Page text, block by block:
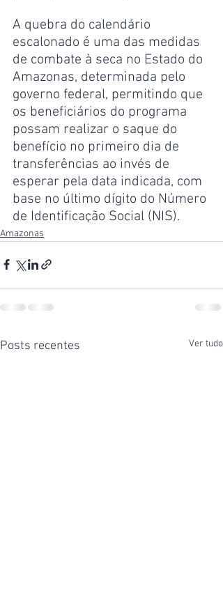
A quebra do calendário
escalonado é uma das medidas
de combate à seca no Estado do
Amazonas, determinada pelo
governo federal, permitindo que
os beneficiários do programa
possam realizar o saque do
benefício no primeiro dia de
transferências ao invés de
esperar pela data indicada, com
base no último dígito do Número
de Identificação Social (NIS).
Amazonas
Posts recentes Ver tudo